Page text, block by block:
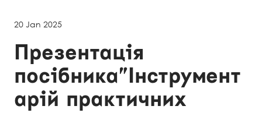
20 Jan 2025
Презентація
посібника”Інструмент
арій практичних